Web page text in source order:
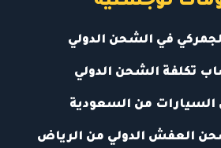
في الشحن الدولي
تكلفة الشحن الدولي
من السعودية
العفش الدولي من الرياض